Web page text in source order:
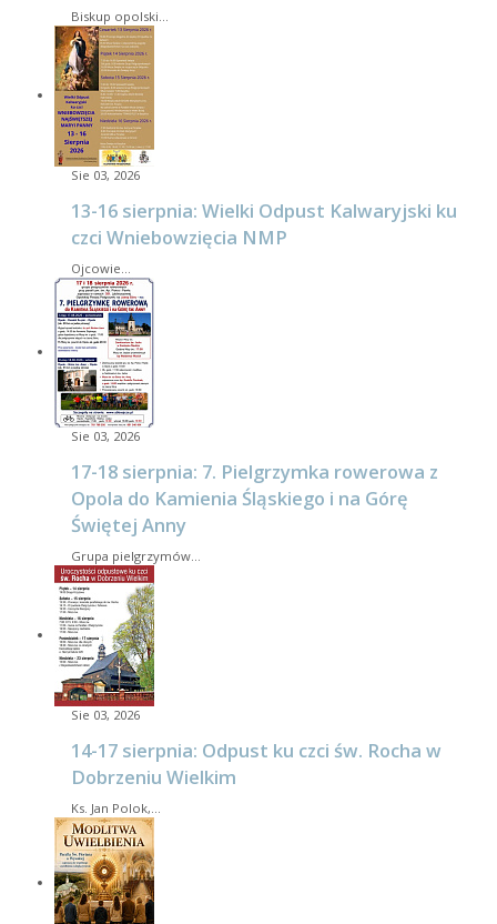
Biskup opolski…
Sie 03, 2026
13-16 sierpnia: Wielki Odpust Kalwaryjski ku
czci Wniebowzięcia NMP
Ojcowie…
Sie 03, 2026
17-18 sierpnia: 7. Pielgrzymka rowerowa z
Opola do Kamienia Śląskiego i na Górę
Świętej Anny
Grupa pielgrzymów…
Sie 03, 2026
14-17 sierpnia: Odpust ku czci św. Rocha w
Dobrzeniu Wielkim
Ks. Jan Polok,…